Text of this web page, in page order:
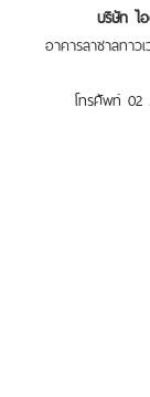
บริษัท ไ
อาคารลาซาลทา
โทรศัพท์ 02